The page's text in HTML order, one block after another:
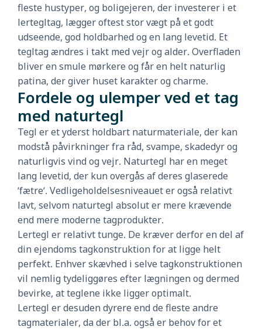
fleste hustyper, og boligejeren, der investerer i et
lertegltag, lægger oftest stor vægt på et godt
udseende, god holdbarhed og en lang levetid. Et
tegltag ændres i takt med vejr og alder. Overfladen
bliver en smule mørkere og får en helt naturlig
patina, der giver huset karakter og charme.
Fordele og ulemper ved et tag
med naturtegl
Tegl er et yderst holdbart naturmateriale, der kan
modstå påvirkninger fra råd, svampe, skadedyr og
naturligvis vind og vejr. Naturtegl har en meget
lang levetid, der kun overgås af deres glaserede
’fætre’. Vedligeholdelsesniveauet er også relativt
lavt, selvom naturtegl absolut er mere krævende
end mere moderne tagprodukter.
Lertegl er relativt tunge. De kræver derfor en del af
din ejendoms tagkonstruktion for at ligge helt
perfekt. Enhver skævhed i selve tagkonstruktionen
vil nemlig tydeliggøres efter lægningen og dermed
bevirke, at teglene ikke ligger optimalt.
Lertegl er desuden dyrere end de fleste andre
tagmaterialer, da der bl.a. også er behov for et